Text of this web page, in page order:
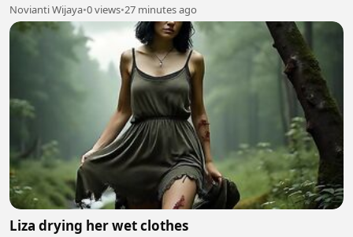
Novianti Wijaya•0 views•27 minutes ago
Liza drying her wet clothes